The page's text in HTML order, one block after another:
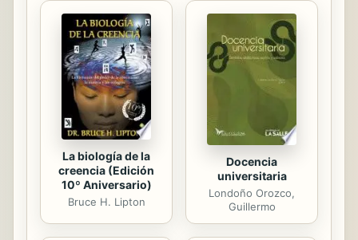
Valeria Aguilar. Valeria Aguilar, dulce,
caótica, tentadora… y enigmática.
Samuel sabe que ella esconde
secretos, pero no logra frenar la
atracción que lo empuja
irremediablemente hacia ella. ¿Será
Valeria Aguilar su perdición?...
La biología de la
creencia (Edición
10º Aniversario)
Bruce H. Lipton
Docencia
universitaria
Londoño Orozco,
Guillermo